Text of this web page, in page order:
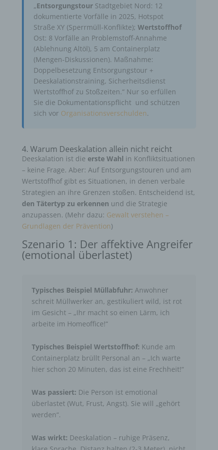
„EntsorgungstourStadtgebiet Nord: 12
dokumentierte Vorfälle in 2025, Hotspot
Straße XY (Sperrmüll-Konflikte); Wertstoffhof
Ost: 8 Vorfälle an Problemstoff-Annahme
(Ablehnung Altöl), 5 am Containerplatz
(Mengen-Diskussionen). Maßnahme:
Doppelbesetzung Entsorgungstour +
Deeskalationstraining, Sicherheitsdienst
Wertstoffhof zu Stoßzeiten.“ Nur so erfüllen
Sie die Dokumentationspflicht und schützen
sich vor Organisationsverschulden.
4. Warum Deeskalation allein nicht reicht
Deeskalation ist die erste Wahl in Konfliktsituationen
– keine Frage. Aber: Auf Entsorgungstouren und am
Wertstoffhof gibt es Situationen, in denen verbale
Strategien an ihre Grenzen stoßen. Entscheidend ist,
den Tätertyp zu erkennen und die Strategie
anzupassen. (Mehr dazu: Gewalt verstehen –
Grundlagen der Prävention)
Szenario 1: Der affektive Angreifer
(emotional überlastet)
Typisches Beispiel Müllabfuhr: Anwohner
schreit Müllwerker an, gestikuliert wild, ist rot
im Gesicht – „Ihr macht so einen Lärm, ich
arbeite im Homeoffice!“
Typisches Beispiel Wertstoffhof: Kunde am
Containerplatz brüllt Personal an – „Ich warte
hier schon 20 Minuten, das ist eine Frechheit!“
Was passiert: Die Person ist emotional
überlastet (Wut, Frust, Angst). Sie will „gehört
werden“.
Was wirkt: Deeskalation – ruhige Präsenz,